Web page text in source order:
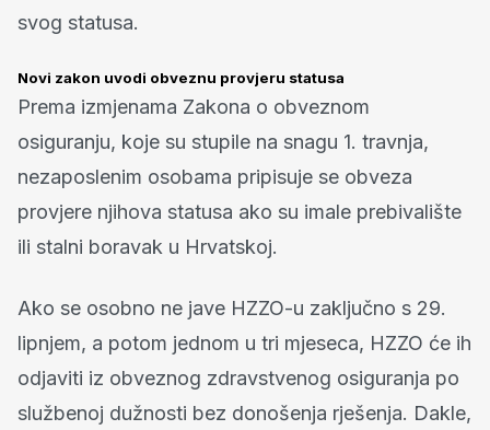
svog statusa.
Novi zakon uvodi obveznu provjeru statusa
Prema izmjenama Zakona o obveznom
osiguranju, koje su stupile na snagu 1. travnja,
nezaposlenim osobama pripisuje se obveza
provjere njihova statusa ako su imale prebivalište
ili stalni boravak u Hrvatskoj.
Ako se osobno ne jave HZZO-u zaključno s 29.
lipnjem, a potom jednom u tri mjeseca, HZZO će ih
odjaviti iz obveznog zdravstvenog osiguranja po
službenoj dužnosti bez donošenja rješenja. Dakle,